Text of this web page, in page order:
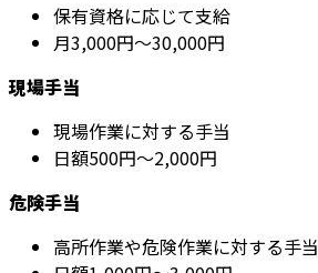
保有資格に応じて支給
月3,000円～30,000円
現場手当
現場作業に対する手当
日額500円～2,000円
危険手当
高所作業や危険作業に対する手当